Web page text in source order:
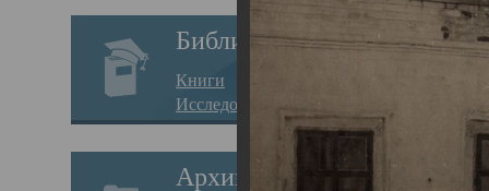
Библиотека
Книги
Исследования
Архив